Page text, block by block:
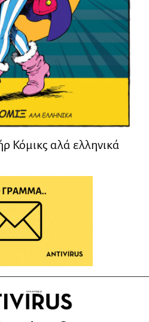
Κόμικς αλά ελληνικά